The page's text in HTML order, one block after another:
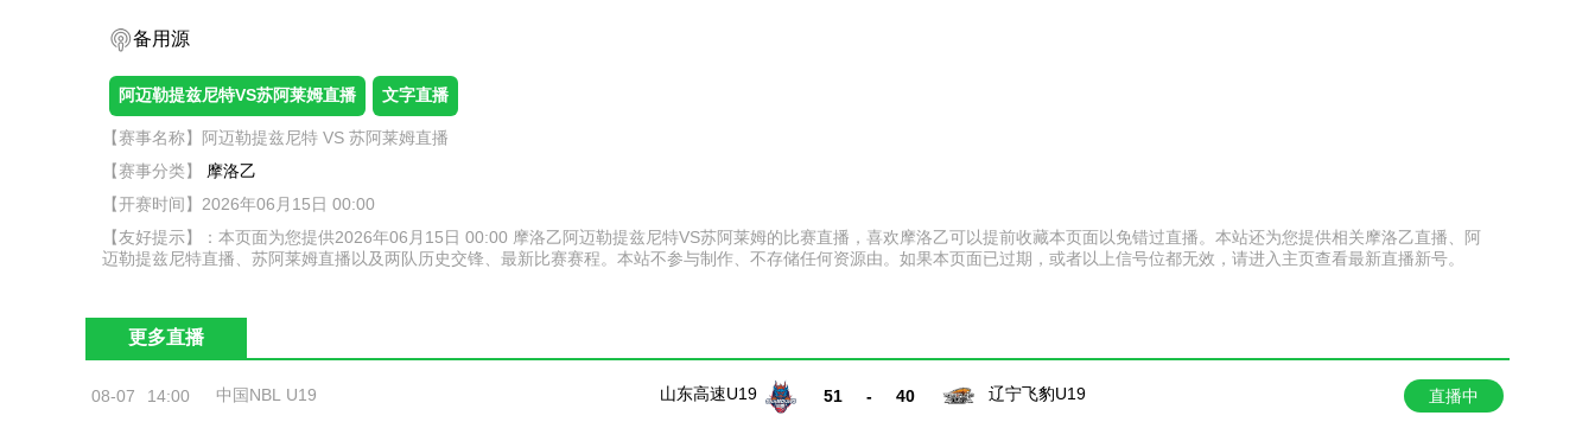
备用源
阿迈勒提兹尼特VS苏阿莱姆直播 文字直播
【赛事名称】阿迈勒提兹尼特 VS 苏阿莱姆直播
【赛事分类】 摩洛乙
【开赛时间】2026年06月15日 00:00
【友好提示】：本页面为您提供2026年06月15日 00:00 摩洛乙阿迈勒提兹尼特VS苏阿莱姆的比赛直播，喜欢摩洛乙可以提前收藏本页面以免错过直播。本站还为您提供相关摩洛乙直播、阿
迈勒提兹尼特直播、苏阿莱姆直播以及两队历史交锋、最新比赛赛程。本站不参与制作、不存储任何资源由。如果本页面已过期，或者以上信号位都无效，请进入主页查看最新直播新号。
更多直播
08-07 14:00 中国NBL U19 山东高速U19 51 - 40 辽宁飞豹U19 直播中